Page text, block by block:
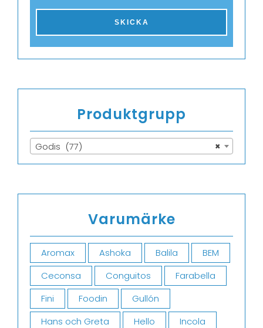
Produktgrupp
×
Godis (77)
Varumärke
Aromax Ashoka Balila
BEM
Ceconsa
Conguitos
Farabella
Fini
Foodin
Gullón
Hans och Greta
Hello
Incola